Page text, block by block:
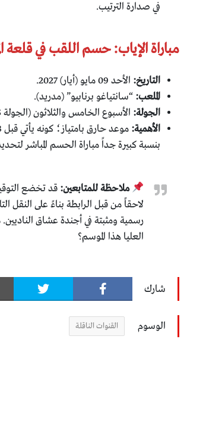
في صدارة الترتيب.
مباراة الإياب: حسم اللقب في قلعة
التاريخ: الأحد 09 مايو (أيار) 2027.
الملعب: “سانتياغو برنابيو” (مدريد).
الجولة: الأسبوع الخامس والثلاثون (الجولة 35) من الدوري الإسباني.
الأهمية:
بنسبة كبيرة جداً مباراة الحسم المباشر
ملاحظة للمتابعين: قد تخضع
لاحقاً من قبل الرابطة بناءً على النقل
رسمية ومثبتة في أجندة عشاق الناديين.
العليا هذا الموسم؟
شارك
الوسوم القنوات الناقلة